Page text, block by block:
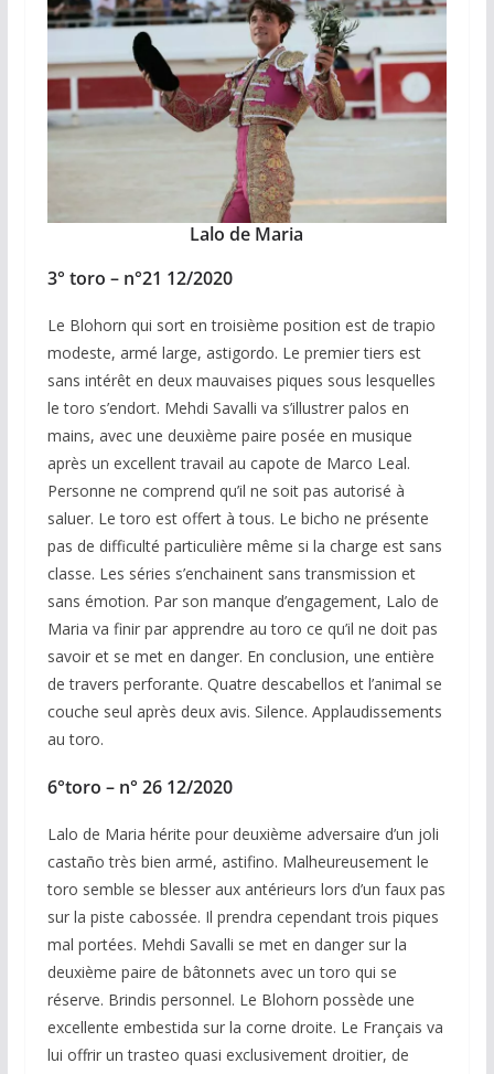
Lalo de Maria
3° toro – n°21 12/2020
Le Blohorn qui sort en troisième position est de trapio
modeste, armé large, astigordo. Le premier tiers est
sans intérêt en deux mauvaises piques sous lesquelles
le toro s’endort. Mehdi Savalli va s’illustrer palos en
mains, avec une deuxième paire posée en musique
après un excellent travail au capote de Marco Leal.
Personne ne comprend qu’il ne soit pas autorisé à
saluer. Le toro est offert à tous. Le bicho ne présente
pas de difficulté particulière même si la charge est sans
classe. Les séries s’enchainent sans transmission et
sans émotion. Par son manque d’engagement, Lalo de
Maria va finir par apprendre au toro ce qu’il ne doit pas
savoir et se met en danger. En conclusion, une entière
de travers perforante. Quatre descabellos et l’animal se
couche seul après deux avis. Silence. Applaudissements
au toro.
6°toro – n° 26 12/2020
Lalo de Maria hérite pour deuxième adversaire d’un joli
castaño très bien armé, astifino. Malheureusement le
toro semble se blesser aux antérieurs lors d’un faux pas
sur la piste cabossée. Il prendra cependant trois piques
mal portées. Mehdi Savalli se met en danger sur la
deuxième paire de bâtonnets avec un toro qui se
réserve. Brindis personnel. Le Blohorn possède une
excellente embestida sur la corne droite. Le Français va
lui offrir un trasteo quasi exclusivement droitier, de